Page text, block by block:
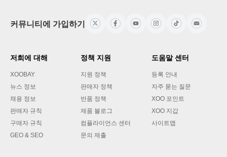
커뮤니티에 가입하기
저희에 대해
XOOBAY
뉴스 정보
채용 정보
판매자 규칙
구매자 규칙
GEO & SEO
정책 지원
지원 정책
판매자 정책
반품 정책
제품 블로그
컴플라이언스 센터
문의 제출
도움말 센터
등록 안내
자주 묻는 질문
XOO 포인트
XOO 지갑
사이트맵